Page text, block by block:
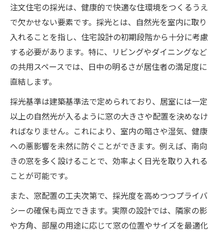
注文住宅の採光は、健康的で快適な住環境をつくるうえ
で欠かせない要素です。採光とは、自然光を室内に取り
入れることを指し、住宅設計の初期段階から十分に考慮
する必要があります。特に、リビングやダイニングなど
の共用スペースでは、日中の明るさが居住者の満足度に
直結します。
採光基準は建築基準法で定められており、居室には一定
以上の自然光が入るように窓の大きさや配置を決めなけ
ればなりません。これにより、室内の暗さや湿気、健康
への悪影響を未然に防ぐことができます。例えば、南向
きの窓を多く設けることで、効率よく日光を取り入れる
ことが可能です。
また、窓配置の工夫次第で、採光度を高めつつプライバ
シーの確保も両立できます。実際の設計では、隣家の影
や方角、部屋の用途に応じて窓の位置やサイズを最適化